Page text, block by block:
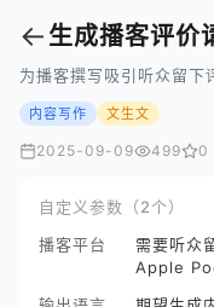
← 生成播客评价
为播客撰写吸引听众留下
内容写作 文生文
2025-09-09 499 0
自定义参数（2个）
播客平台
需要听众
Apple